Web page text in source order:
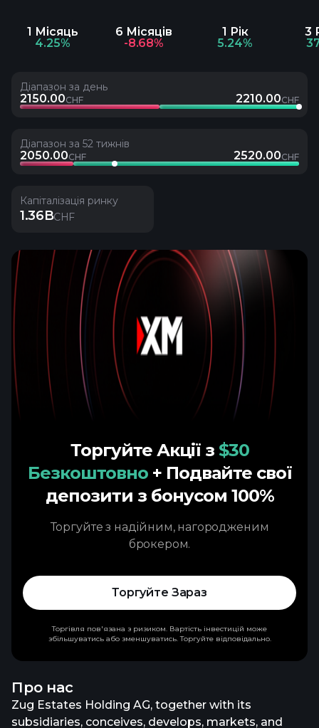
1 Місяць
4.25%
6 Місяців
-8.68%
1 Рік
5.24%
3
Діапазон за день
2150.00CHF 2210.00CHF
Діапазон за 52 тижнів
2050.00CHF 2520.00CHF
Капіталізація ринку
1.36BCHF
Про нас
Zug Estates Holding AG, together with its
subsidiaries, conceives, develops, markets, and
Торгуйте Акції з $30
Безкоштовно + Подвайте свої
депозити з бонусом 100%
Торгуйте з надійним, нагородженим
брокером.
Торгуйте Зараз
Торгівля пов'язана з ризиком. Вартість інвестицій може
збільшуватись або зменшуватись. Торгуйте відповідально.